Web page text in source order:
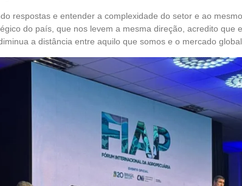
respostas e entender a complexidade do setor e ao
do país, que nos levem a mesma direção, acredito que
a distância entre aquilo que somos e o mercado